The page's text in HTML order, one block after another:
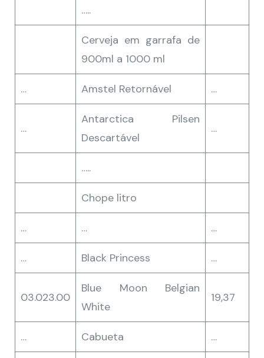
…..
Cerveja em garrafa de
900ml a 1000 ml
… Amstel Retornável …
…
Antarctica Pilsen
Descartável
…
…..
Chope litro
… … …
… Black Princess …
03.023.00
Blue Moon Belgian
White
19,37
… Cabueta …